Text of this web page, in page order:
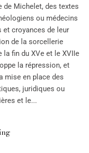
de Michelet, des textes
ou médecins
et croyances de leur
de la sorcellerie
fin du XVe et le XVIIe
la répression, et
mise en place des
juridiques ou
et le...